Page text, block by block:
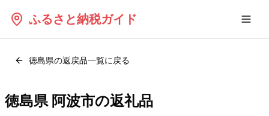
ふるさと納税ガイド
徳島県の返戻品一覧に戻る
徳島県 阿波市の返礼品